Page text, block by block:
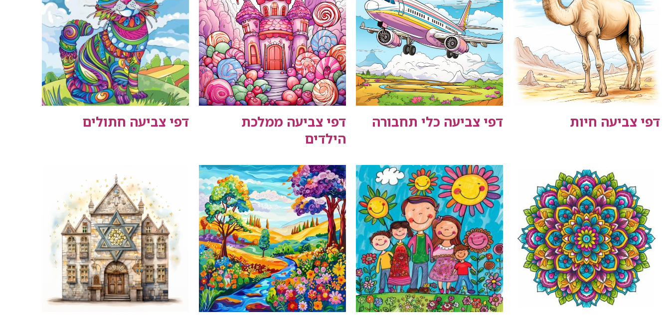
דפי צביעה חיות דפי צביעה כלי תחבורה
דפי צביעה ממלכת
הילדים
דפי צביעה חתולים